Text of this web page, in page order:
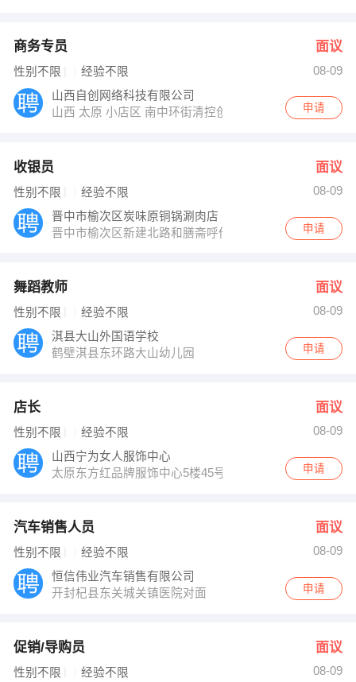
商务专员 面议
性别不限 经验不限
08-09
山西自创网络科技有限公司
山西 太原 小店区 南中环街清控创新基地A座4层申请
收银员 面议
性别不限 经验不限
08-09
晋中市榆次区炭味原铜锅涮肉店
晋中市榆次区新建北路和膳斋呼伦贝尔涮肉馆
申请
舞蹈教师 面议
性别不限 经验不限
08-09
淇县大山外国语学校
鹤壁淇县东环路大山幼儿园
申请
店长 面议
性别不限 经验不限
08-09
山西宁为女人服饰中心
太原东方红品牌服饰中心5楼45号
申请
汽车销售人员 面议
性别不限 经验不限
08-09
恒信伟业汽车销售有限公司
开封杞县东关城关镇医院对面
申请
促销/导购员 面议
性别不限 经验不限
08-09